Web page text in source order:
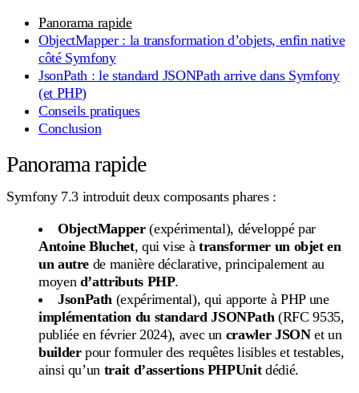
Panorama rapide
ObjectMapper : la transformation d’objets, enfin native
côté Symfony
JsonPath : le standard JSONPath arrive dans Symfony
(et PHP)
Conseils pratiques
Conclusion
Panorama rapide
Symfony 7.3 introduit deux composants phares :
ObjectMapper(expérimental), développé par
Antoine Bluchet, qui vise à transformer un objet en
un autre de manière déclarative, principalement au
moyen d’attributs PHP.
JsonPath (expérimental), qui apporte à PHP une
implémentation du standard JSONPath(RFC 9535,
publiée en février 2024), avec un crawler JSONet un
builderpour formuler des requêtes lisibles et testables,
ainsi qu’un trait d’assertions PHPUnitdédié.